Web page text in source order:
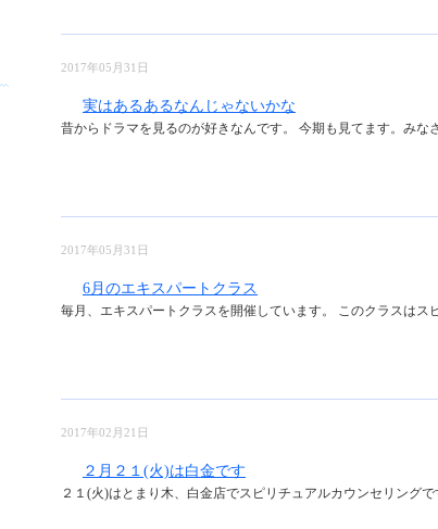
2017年05月31日
実はあるあるなんじゃないかな
昔からドラマを見るのが好きなんです。 今期も見てます。み
2017年05月31日
6月のエキスパートクラス
毎月、エキスパートクラスを開催しています。 このクラスはス
2017年02月21日
２月２１(火)は白金です
２１(火)はとまり木、白金店でスピリチュアルカウンセリング